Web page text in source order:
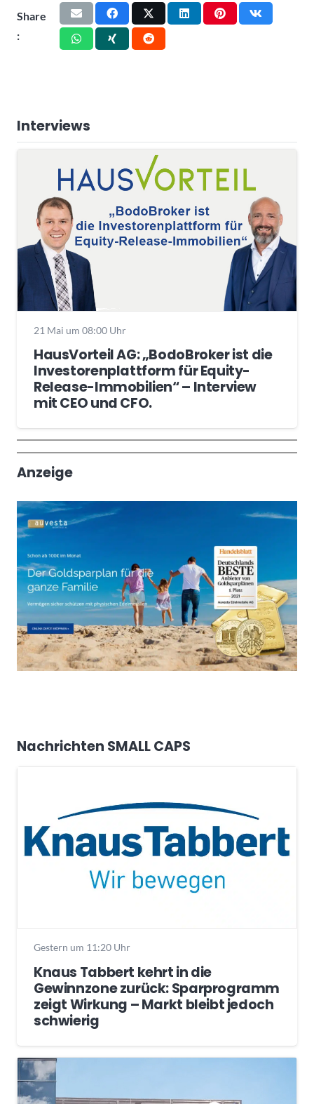
Share
:
Interviews
21 Mai um 08:00 Uhr
HausVorteil AG: „BodoBroker ist die
Investorenplattform für Equity-
Release-Immobilien“ – Interview
mit CEO und CFO.
Wochenrückblick
Trendthemen
Anzeige
Nachrichten SMALL CAPS
Gestern um 11:20 Uhr
Knaus Tabbert kehrt in die
Gewinnzone zurück: Sparprogramm
zeigt Wirkung – Markt bleibt jedoch
schwierig